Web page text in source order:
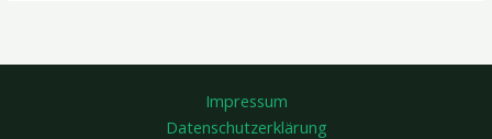
Impressum
Datenschutzerklärung